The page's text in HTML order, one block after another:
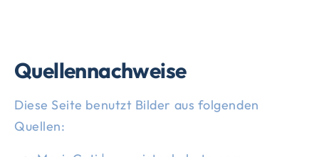
Quellennachweise
Diese Seite benutzt Bilder aus folgenden
Quellen: